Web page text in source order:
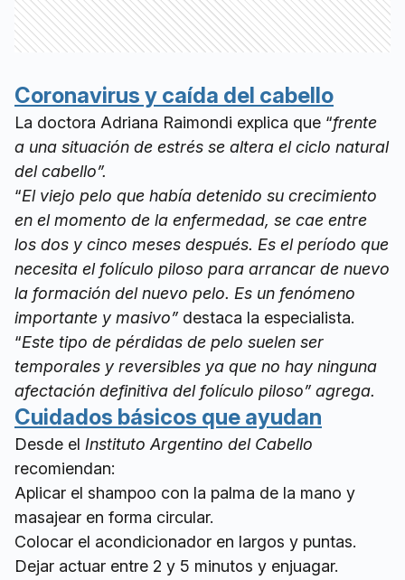
Coronavirus y caída del cabello
La doctora Adriana Raimondi explica que “frente
a una situación de estrés se altera el ciclo natural
del cabello”.
“El viejo pelo que había detenido su crecimiento
en el momento de la enfermedad, se cae entre
los dos y cinco meses después. Es el período que
necesita el folículo piloso para arrancar de nuevo
la formación del nuevo pelo. Es un fenómeno
importante y masivo” destaca la especialista.
“Este tipo de pérdidas de pelo suelen ser
temporales y reversibles ya que no hay ninguna
afectación definitiva del folículo piloso” agrega.
Cuidados básicos que ayudan
Desde el Instituto Argentino del Cabello
recomiendan:
Aplicar el shampoo con la palma de la mano y
masajear en forma circular.
Colocar el acondicionador en largos y puntas.
Dejar actuar entre 2 y 5 minutos y enjuagar.